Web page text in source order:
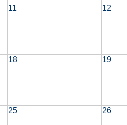
11 12
18 19
25 26